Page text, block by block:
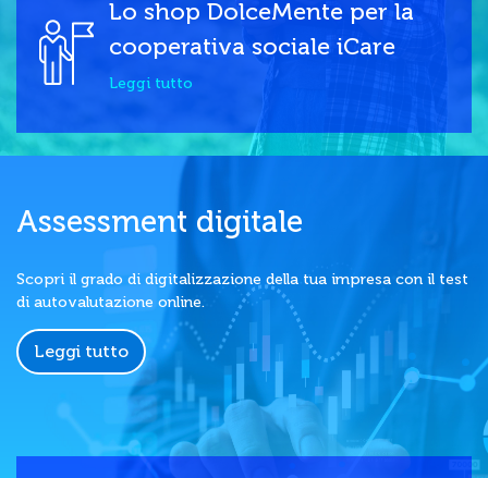
Lo shop DolceMente per la
cooperativa sociale iCare
Leggi tutto
Assessment digitale
Scopri il grado di digitalizzazione della tua impresa con il test
di autovalutazione online.
Leggi tutto